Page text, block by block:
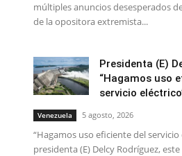
múltiples anuncios desesperados
de la opositora extremista...
Presidenta (E)
“Hagamos uso
servicio
Venezuela 5 agosto, 2026
“Hagamos uso eficiente del
presidenta (E) Delcy Rodríguez,